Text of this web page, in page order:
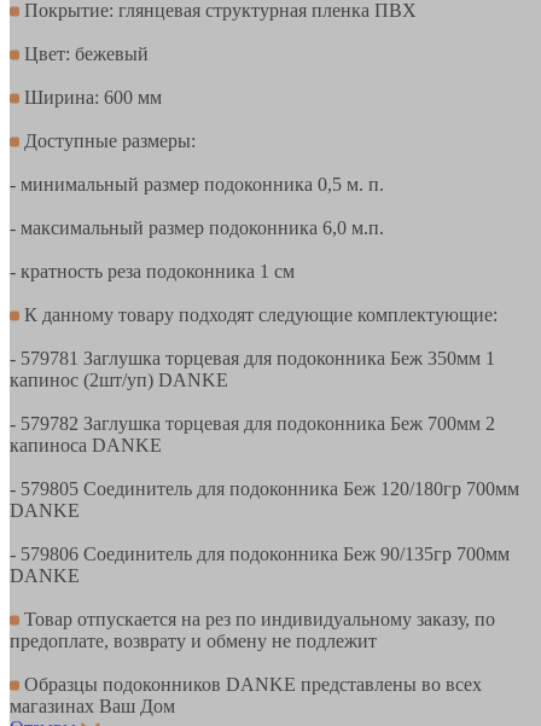
Покрытие: глянцевая структурная пленка ПВХ
Цвет: бежевый
Ширина: 600 мм
Доступные размеры:
- минимальный размер подоконника 0,5 м. п.
- максимальный размер подоконника 6,0 м.п.
- кратность реза подоконника 1 см
К данному товару подходят следующие комплектующие:
- 579781 Заглушка торцевая для подоконника Беж 350мм 1
капинос (2шт/уп) DANKE
- 579782 Заглушка торцевая для подоконника Беж 700мм 2
капиноса DANKE
- 579805 Соединитель для подоконника Беж 120/180гр 700мм
DANKE
- 579806 Соединитель для подоконника Беж 90/135гр 700мм
DANKE
Товар отпускается на рез по индивидуальному заказу, по
предоплате, возврату и обмену не подлежит
Образцы подоконников DANKE представлены во всех
магазинах Ваш Дом